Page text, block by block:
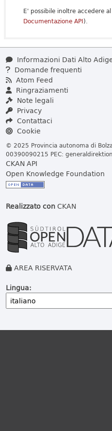
E' possibile inoltre accedere
Documentazione API).
Informazioni Dati Alto
Domande frequenti
Atom Feed
Ringraziamenti
Note legali
Privacy
Contattaci
Cookie
© 2025 Provincia autonoma di
00390090215 PEC:
CKAN API
Open Knowledge Foundation
Realizzato conCKAN
AREA RISERVATA
Lingua